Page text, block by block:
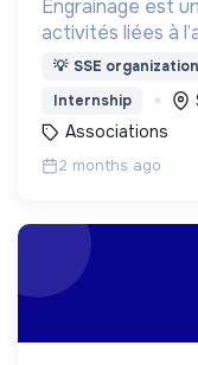
Engrainage est
activités liées à
aux pratiques
💡 SSE organization
Internship
Associations
2 months ago